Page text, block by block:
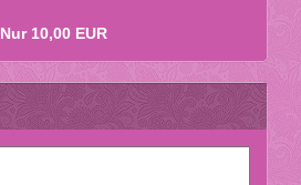
Nur 10,00 EUR